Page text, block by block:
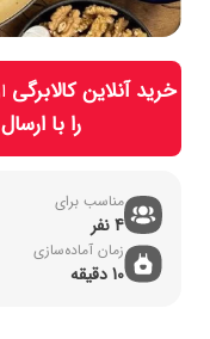
خرید آنلاین کالابرگی
را با
مناسب برای
4 نفر
زمان آماده‌سازی
10 دقیقه